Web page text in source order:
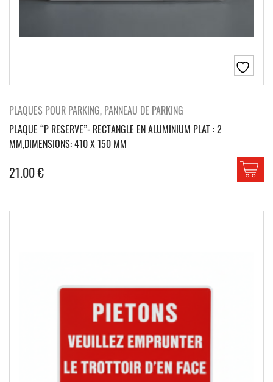
PLAQUES POUR PARKING, PANNEAU DE PARKING
PLAQUE “P RESERVE”- RECTANGLE EN ALUMINIUM PLAT : 2
MM,DIMENSIONS: 410 X 150 MM
21.00€